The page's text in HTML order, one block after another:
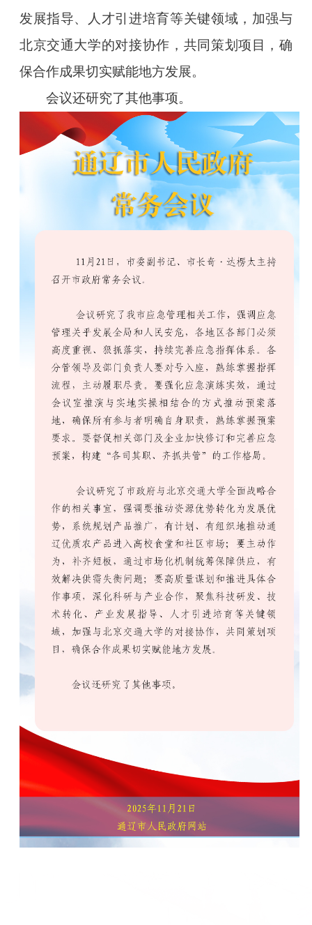
发展指导、人才引进培育等关键领域，加强与
北京交通大学的对接协作，共同策划项目，确
保合作成果切实赋能地方发展。
会议还研究了其他事项。